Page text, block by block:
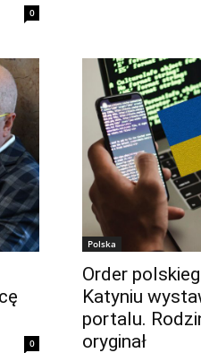
0
0
Polska
Order
Katyniu
portalu.
oryginał